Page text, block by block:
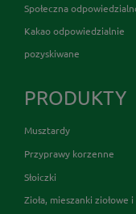
Społeczna
Kakao odpowiedzialnie
pozyskiwane
PRODUKTY
Musztardy
Przyprawy korzenne
Słoiczki
Zioła, mieszanki ziołowe i